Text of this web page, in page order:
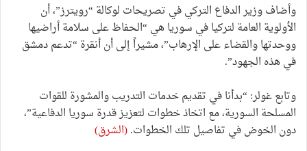
وأضاف وزير الدفاع التركي في تصريحات لوكالة “رويترز”، أن
الأولوية العامة لتركيا في سوريا هي “الحفاظ على سلامة أراضيها
ووحدتها والقضاء على الإرهاب”، مشيراً إلى أن أنقرة “تدعم دمشق
في هذه الجهود”.
وتابع غولر: “بدأنا في تقديم خدمات التدريب والمشورة للقوات
المسلحة السورية، مع اتخاذ خطوات لتعزيز قدرة سوريا الدفاعية”،
دون الخوض في تفاصيل تلك الخطوات.(الشرق)